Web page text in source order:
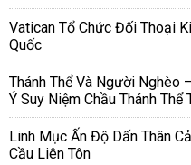
Vatican Tổ Chức Đối Thoại
Quốc
Thánh Thể Và Người Nghèo
Ý Suy Niệm Chầu Thánh
Linh Mục Ấn Độ Dấn Thân
Cầu Liên Tôn